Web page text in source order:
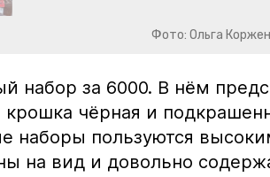
Фото: Ольга
набор за 6000. В нём
чёрная и
наборы пользуются
на вид и довольно